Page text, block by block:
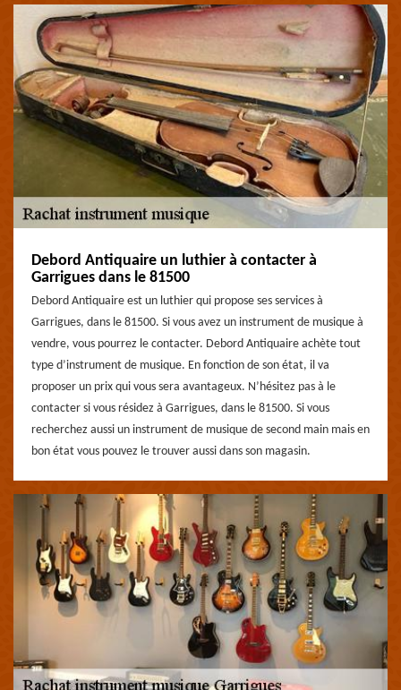
Debord Antiquaire un luthier à contacter à
Garrigues dans le 81500
Debord Antiquaire est un luthier qui propose ses services à
Garrigues, dans le 81500. Si vous avez un instrument de musique à
vendre, vous pourrez le contacter. Debord Antiquaire achète tout
type d’instrument de musique. En fonction de son état, il va
proposer un prix qui vous sera avantageux. N’hésitez pas à le
contacter si vous résidez à Garrigues, dans le 81500. Si vous
recherchez aussi un instrument de musique de second main mais en
bon état vous pouvez le trouver aussi dans son magasin.